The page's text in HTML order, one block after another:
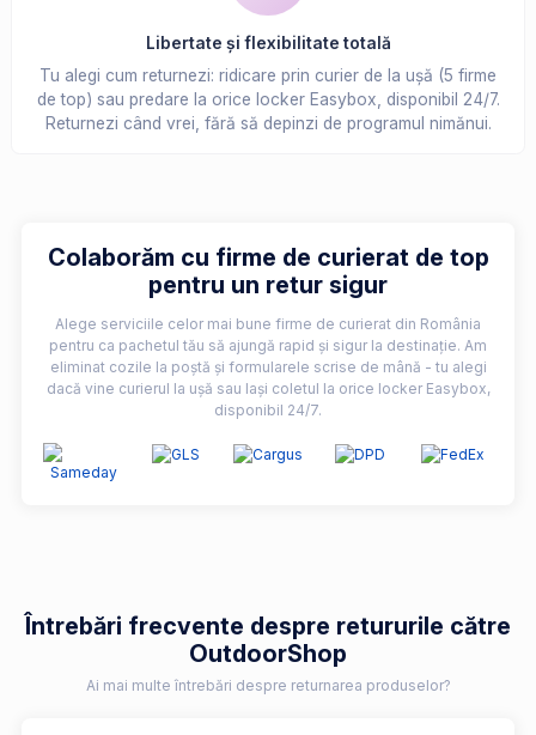
Libertate și flexibilitate totală
Tu alegi cum returnezi: ridicare prin curier de la ușă (5 firme
de top) sau predare la orice locker Easybox, disponibil 24/7.
Returnezi când vrei, fără să depinzi de programul nimănui.
Colaborăm cu firme de curierat de top
pentru un retur sigur
Alege serviciile celor mai bune firme de curierat din România
pentru ca pachetul tău să ajungă rapid și sigur la destinație. Am
eliminat cozile la poștă și formularele scrise de mână - tu alegi
dacă vine curierul la ușă sau lași coletul la orice locker Easybox,
disponibil 24/7.
Întrebări frecvente despre retururile către
OutdoorShop
Ai mai multe întrebări despre returnarea produselor?